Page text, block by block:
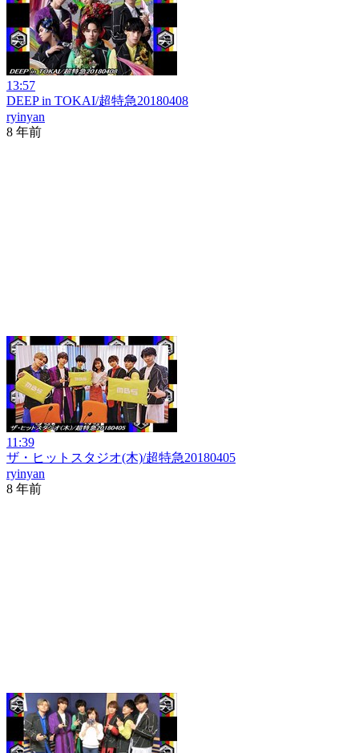
13:57
DEEP in TOKAI/超特急20180408
ryinyan
8 年前
11:39
ザ・ヒットスタジオ(木)/超特急20180405
ryinyan
8 年前